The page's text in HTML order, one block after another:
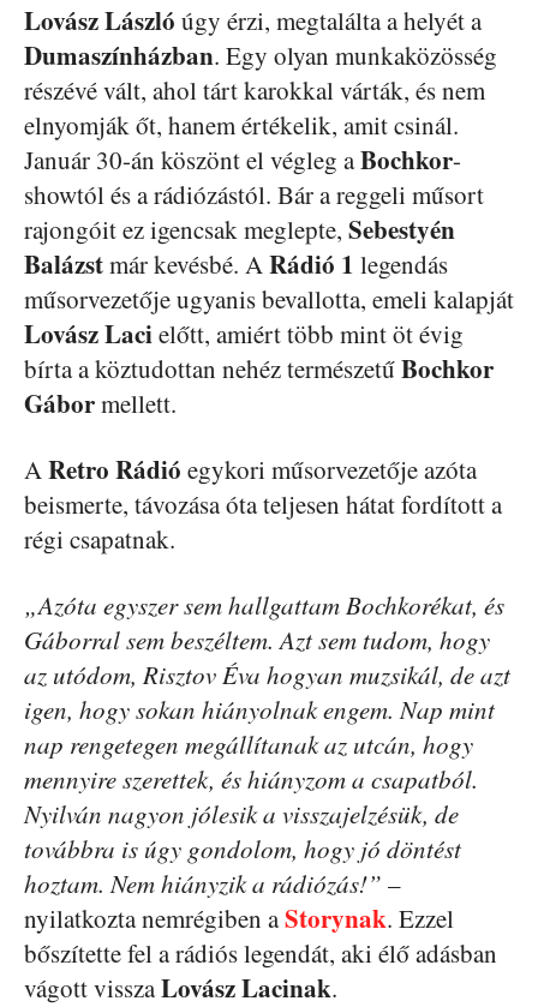
Lovász László úgy érzi, megtalálta a helyét a
Dumaszínházban. Egy olyan munkaközösség
részévé vált, ahol tárt karokkal várták, és nem
elnyomják őt, hanem értékelik, amit csinál.
Január 30-án köszönt el végleg aBochkor-
showtól és a rádiózástól. Bár a reggeli műsort
rajongóit ez igencsak meglepte, Sebestyén
Balázstmár kevésbé. ARádió 1 legendás
műsorvezetője ugyanis bevallotta, emeli kalapját
Lovász Lacielőtt, amiért több mint öt évig
bírta a köztudottan nehéz természetűBochkor
Gábormellett.
ARetro Rádió egykori műsorvezetője azóta
beismerte, távozása óta teljesen hátat fordított a
régi csapatnak.
„Azóta egyszer sem hallgattam Bochkorékat, és
Gáborral sem beszéltem. Azt sem tudom, hogy
az utódom, Risztov Éva hogyan muzsikál, de azt
igen, hogy sokan hiányolnak engem. Nap mint
nap rengetegen megállítanak az utcán, hogy
mennyire szerettek, és hiányzom a csapatból.
Nyilván nagyon jólesik a visszajelzésük, de
továbbra is úgy gondolom, hogy jó döntést
hoztam. Nem hiányzik a rádiózás!” –
nyilatkozta nemrégiben aStorynak. Ezzel
bőszítette fel a rádiós legendát, aki élő adásban
vágott visszaLovász Lacinak.